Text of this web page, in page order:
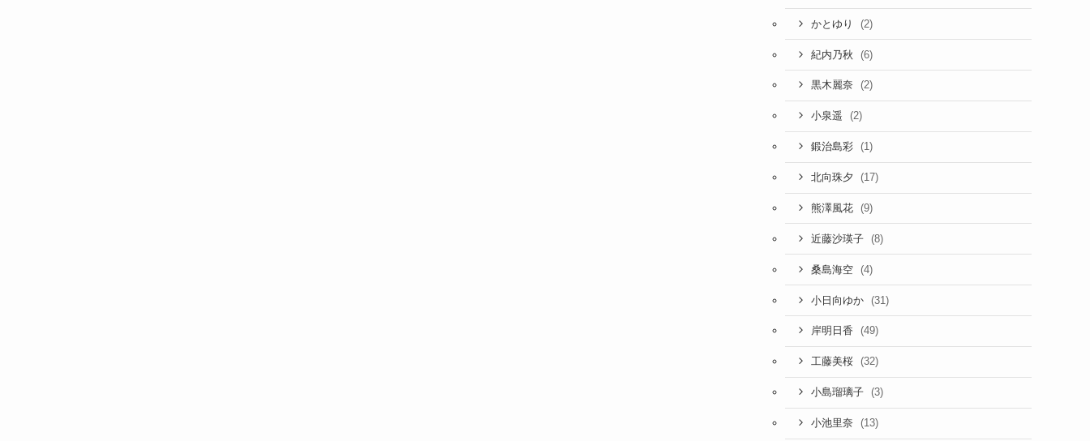
かとゆり (2)
紀内乃秋 (6)
黒木麗奈 (2)
小泉遥 (2)
鍛治島彩 (1)
北向珠夕 (17)
熊澤風花 (9)
近藤沙瑛子 (8)
桑島海空 (4)
小日向ゆか (31)
岸明日香 (49)
工藤美桜 (32)
小島瑠璃子 (3)
小池里奈 (13)